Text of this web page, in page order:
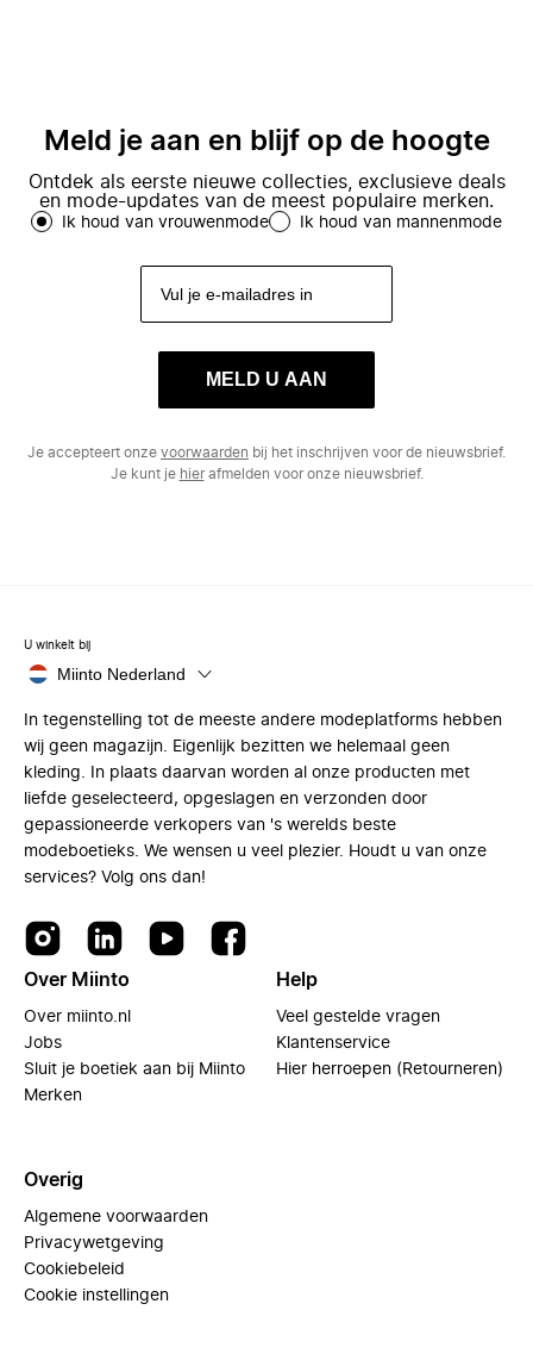
Meld je aan en blijf op de hoogte
Ontdek als eerste nieuwe collecties, exclusieve deals
en mode-updates van de meest populaire merken.
Ik houd van vrouwenmode Ik houd van mannenmode
MELD U AAN
Je accepteert onze voorwaarden bij het inschrijven voor de nieuwsbrief.
Je kunt je hierafmelden voor onze nieuwsbrief.
U winkelt bij
Miinto Nederland
In tegenstelling tot de meeste andere modeplatforms hebben
wij geen magazijn. Eigenlijk bezitten we helemaal geen
kleding. In plaats daarvan worden al onze producten met
liefde geselecteerd, opgeslagen en verzonden door
gepassioneerde verkopers van 's werelds beste
modeboetieks. We wensen u veel plezier. Houdt u van onze
services? Volg ons dan!
Over Miinto
Over miinto.nl
Jobs
Sluit je boetiek aan bij Miinto
Merken
Help
Veel gestelde vragen
Klantenservice
Hier herroepen (Retourneren)
Overig
Algemene voorwaarden
Privacywetgeving
Cookiebeleid
Cookie instellingen